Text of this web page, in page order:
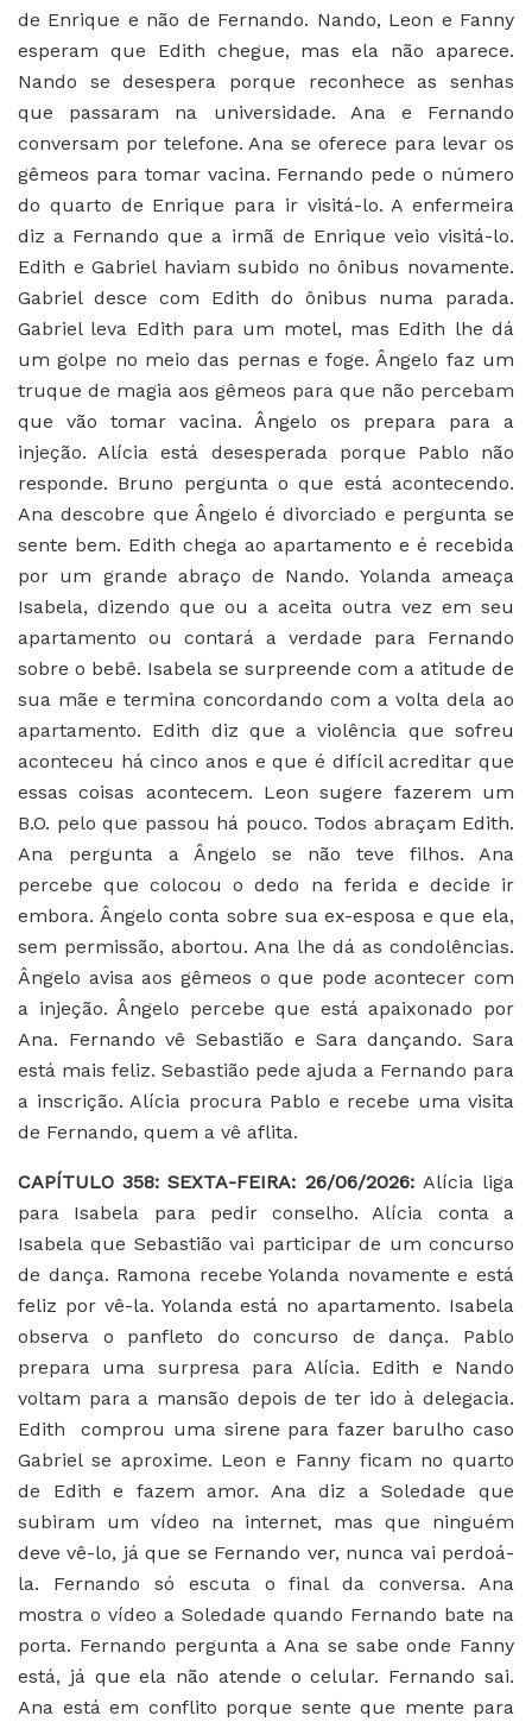
de Enrique e não de Fernando. Nando, Leon e Fanny
esperam que Edith chegue, mas ela não aparece.
Nando se desespera porque reconhece as senhas
que passaram na universidade. Ana e Fernando
conversam por telefone. Ana se oferece para levar os
gêmeos para tomar vacina. Fernando pede o número
do quarto de Enrique para ir visitá-lo. A enfermeira
diz a Fernando que a irmã de Enrique veio visitá-lo.
Edith e Gabriel haviam subido no ônibus novamente.
Gabriel desce com Edith do ônibus numa parada.
Gabriel leva Edith para um motel, mas Edith lhe dá
um golpe no meio das pernas e foge. Ângelo faz um
truque de magia aos gêmeos para que não percebam
que vão tomar vacina. Ângelo os prepara para a
injeção. Alícia está desesperada porque Pablo não
responde. Bruno pergunta o que está acontecendo.
Ana descobre que Ângelo é divorciado e pergunta se
sente bem. Edith chega ao apartamento e é recebida
por um grande abraço de Nando. Yolanda ameaça
Isabela, dizendo que ou a aceita outra vez em seu
apartamento ou contará a verdade para Fernando
sobre o bebê. Isabela se surpreende com a atitude de
sua mãe e termina concordando com a volta dela ao
apartamento. Edith diz que a violência que sofreu
aconteceu há cinco anos e que é difícil acreditar que
essas coisas acontecem. Leon sugere fazerem um
B.O. pelo que passou há pouco. Todos abraçam Edith.
Ana pergunta a Ângelo se não teve filhos. Ana
percebe que colocou o dedo na ferida e decide ir
embora. Ângelo conta sobre sua ex-esposa e que ela,
sem permissão, abortou. Ana lhe dá as condolências.
Ângelo avisa aos gêmeos o que pode acontecer com
a injeção. Ângelo percebe que está apaixonado por
Ana. Fernando vê Sebastião e Sara dançando. Sara
está mais feliz. Sebastião pede ajuda a Fernando para
a inscrição. Alícia procura Pablo e recebe uma visita
de Fernando, quem a vê aflita.
CAPÍTULO 358: SEXTA-FEIRA: 26/06/2026: Alícia liga
para Isabela para pedir conselho. Alícia conta a
Isabela que Sebastião vai participar de um concurso
de dança. Ramona recebe Yolanda novamente e está
feliz por vê-la. Yolanda está no apartamento. Isabela
observa o panfleto do concurso de dança. Pablo
prepara uma surpresa para Alícia. Edith e Nando
voltam para a mansão depois de ter ido à delegacia.
Edith comprou uma sirene para fazer barulho caso
Gabriel se aproxime. Leon e Fanny ficam no quarto
de Edith e fazem amor. Ana diz a Soledade que
subiram um vídeo na internet, mas que ninguém
deve vê-lo, já que se Fernando ver, nunca vai perdoá-
la. Fernando só escuta o final da conversa. Ana
mostra o vídeo a Soledade quando Fernando bate na
porta. Fernando pergunta a Ana se sabe onde Fanny
está, já que ela não atende o celular. Fernando sai.
Ana está em conflito porque sente que mente para